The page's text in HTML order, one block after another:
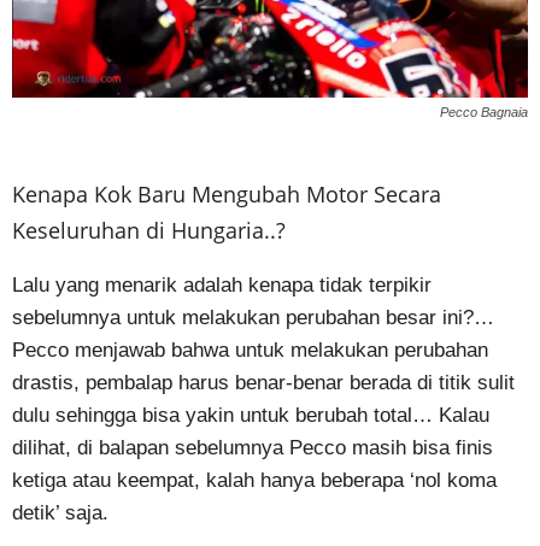
Pecco Bagnaia
Kenapa Kok Baru Mengubah Motor Secara
Keseluruhan di Hungaria..?
Lalu yang menarik adalah kenapa tidak terpikir
sebelumnya untuk melakukan perubahan besar ini?…
Pecco menjawab bahwa untuk melakukan perubahan
drastis, pembalap harus benar-benar berada di titik sulit
dulu sehingga bisa yakin untuk berubah total… Kalau
dilihat, di balapan sebelumnya Pecco masih bisa finis
ketiga atau keempat, kalah hanya beberapa ‘nol koma
detik’ saja.